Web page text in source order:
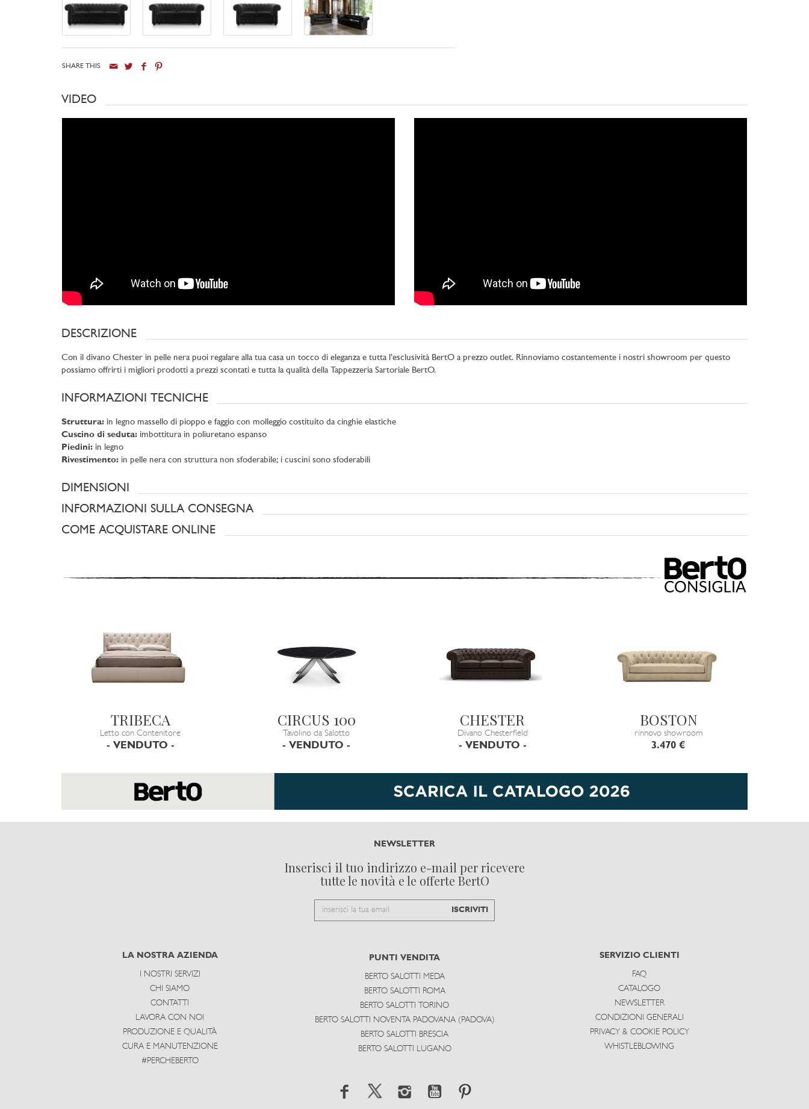
SHARE THIS
VIDEO
DESCRIZIONE
Con il divano Chester in pelle nera puoi regalare alla tua casa un tocco di eleganza e tutta l’esclusività BertO a prezzo outlet. Rinnoviamo costantemente i nostri showroom per questo
possiamo offrirti i migliori prodotti a prezzi scontati e tutta la qualità della Tappezzeria Sartoriale BertO.
INFORMAZIONI TECNICHE
Struttura: in legno massello di pioppo e faggio con molleggio costituito da cinghie elastiche
Cuscino di seduta: imbottitura in poliuretano espanso
Piedini: in legno
Rivestimento: in pelle nera con struttura non sfoderabile; i cuscini sono sfoderabili
DIMENSIONI
INFORMAZIONI SULLA CONSEGNA
COME ACQUISTARE ONLINE
TRIBECA
Letto con Contenitore
- VENDUTO -
CIRCUS 100
Tavolino da Salotto
- VENDUTO -
CHESTER
Divano Chesterfield
- VENDUTO -
BOSTON
rinnovo showroom
3.470 €
NEWSLETTER
Inserisci il tuo indirizzo e-mail per ricevere
tutte le novità e le offerte BertO
Email
ISCRIVITI
LA NOSTRA AZIENDA
I NOSTRI SERVIZI
CHI SIAMO
CONTATTI
LAVORA CON NOI
PRODUZIONE E QUALITÀ
CURA E MANUTENZIONE
#PERCHEBERTO
PUNTI VENDITA
BERTO SALOTTI MEDA
BERTO SALOTTI ROMA
BERTO SALOTTI TORINO
BERTO SALOTTI NOVENTA PADOVANA (PADOVA)
BERTO SALOTTI BRESCIA
BERTO SALOTTI LUGANO
SERVIZIO CLIENTI
FAQ
CATALOGO
NEWSLETTER
CONDIZIONI GENERALI
PRIVACY & COOKIE POLICY
WHISTLEBLOWING